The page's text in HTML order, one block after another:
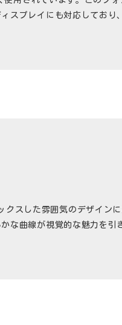
スプレイにも対応しており
スした雰囲気のデザインに
な曲線が視覚的な魅力を引